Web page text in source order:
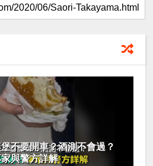
堡不要開車？酒測不會過？
與警方詳解